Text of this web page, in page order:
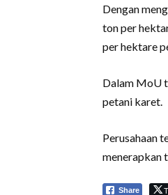
Dengan
ton per
per hektare
Dalam MoU
petani karet.
Perusahaan
menerapkan
Share